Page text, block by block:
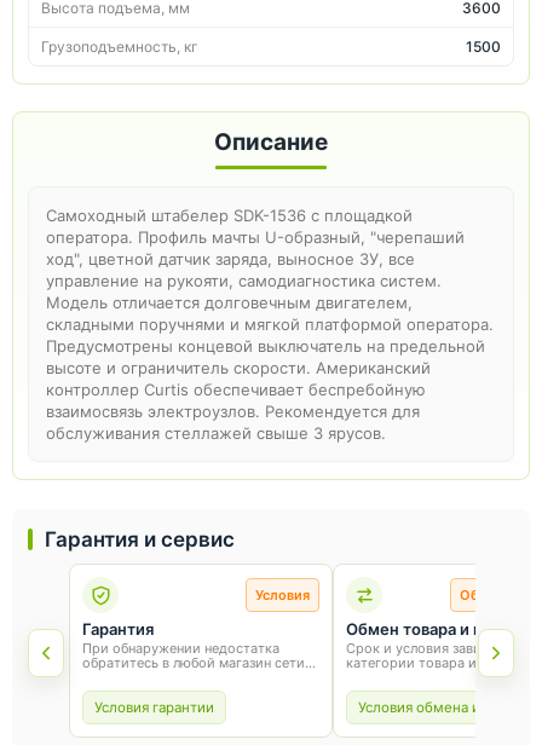
Гарантия и сервис
Условия
Гарантия
При обнаружении недостатка
обратитесь в любой магазин сети
от товара и соблюдения правил
эксплуатации.
Условия гарантии
Обмен и
Обмен товара и возврат
Срок и условия зависят от
категории товара и способа
покупки. Для обмена или
сохраните товарный вид,
и чек.
Условия обмена и
Описание
Самоходный штабелер SDK-1536 с площадкой
оператора. Профиль мачты U-образный, "черепаший
ход", цветной датчик заряда, выносное ЗУ, все
управление на рукояти, самодиагностика систем.
Модель отличается долговечным двигателем,
складными поручнями и мягкой платформой оператора.
Предусмотрены концевой выключатель на предельной
высоте и ограничитель скорости. Американский
контроллер Curtis обеспечивает беспребойную
взаимосвязь электроузлов. Рекомендуется для
обслуживания стеллажей свыше 3 ярусов.
Высота подъема, мм 3600
Грузоподъемность, кг 1500